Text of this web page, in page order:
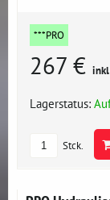
***PRO
267 € inkl
Lagerstatus:
Stck.